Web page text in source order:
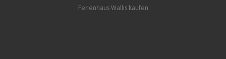
Ferienhaus Wallis kaufen